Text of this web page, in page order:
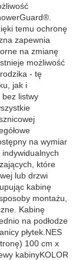
temu ochronę
zapewnia
na zmianę
możliwość
- tę
jak i
bez listwy
na wymiar
które
lub drzwi
kabinę
montażu,
Kabinę
na podłodze
płytek.NES
100 cm x
kabinyKOLOR